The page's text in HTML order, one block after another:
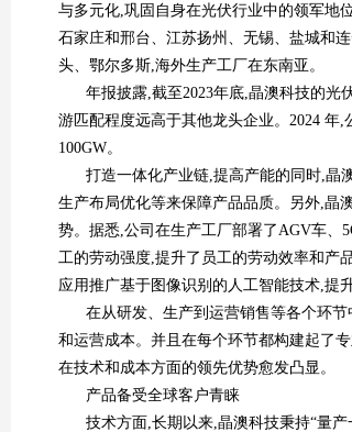
与多元化,巩固自身在光伏行业中的领军地
石家庄和邢台、江苏扬州、无锡、盐城和
头、鄂尔多斯,海外生产工厂在东南亚。
年报披露,截至2023年底,晶澳科技的光
游匹配程度远高于其他龙头企业。2024 年
100GW。
打造一体化产业链,提高产能的同时,晶
生产布局优化等来保障产品品质。另外,晶
势。据悉,公司在生产工厂部署了AGV车、
工的劳动强度,提升了员工的劳动效率和产
应用推广基于图像识别的人工智能技术,提
在从研发、生产到运营销售等各个环
和运营成本。并且在每个环节都构建起了
在技术和成本方面的领先优势愈发凸显。
产品备受全球客户青睐
技术方面,长期以来,晶澳科技秉持“量